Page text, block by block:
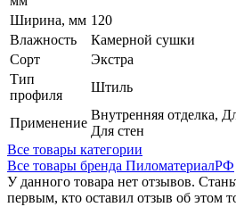
Ширина, мм 120
Влажность
Камерной сушки
Сорт
Экстра
Тип
профиля
Штиль
Применение
Внутренняя отделка,
Для стен
Все товары категории
Все товары бренда ПиломатериалРФ
У данного товара нет отзывов.
первым, кто оставил отзыв об этом